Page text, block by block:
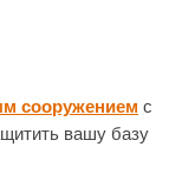
сооружением с
вашу базу